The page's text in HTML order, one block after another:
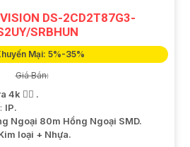
DS-2CD2T87G3-
SRBHUN
Mại: 5%-35%
Giá Bán:
4k 👍🏾 .
IP.
Ngoại 80m Hồng Ngoại SMD.
loại + Nhựa.